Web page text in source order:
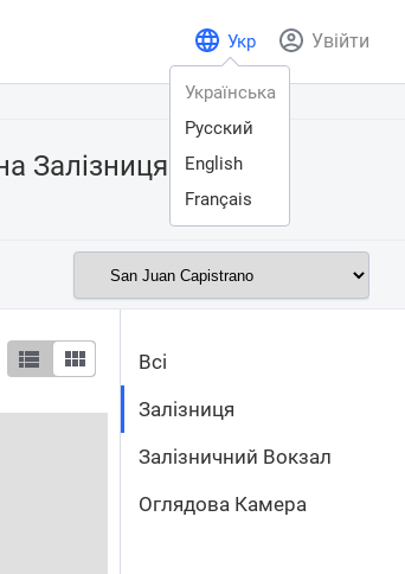
Увійти
Укр
Українська
Русский
English
Français
Залізниця
Всі
Залізниця
Залізничний Вокзал
Оглядова Камера